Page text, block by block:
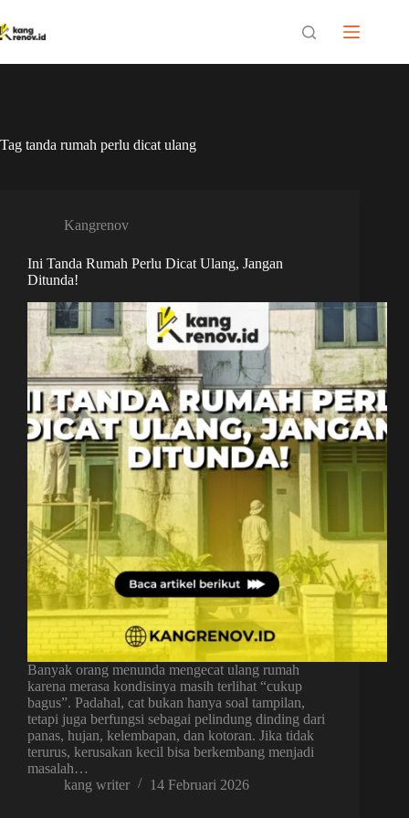
to
content
Tag tanda rumah perlu dicat ulang
Kangrenov
Ini Tanda Rumah Perlu Dicat Ulang, Jangan
Ditunda!
Banyak orang menunda mengecat ulang rumah
karena merasa kondisinya masih terlihat “cukup
bagus”. Padahal, cat bukan hanya soal tampilan,
tetapi juga berfungsi sebagai pelindung dinding dari
panas, hujan, kelembapan, dan kotoran. Jika tidak
terurus, kerusakan kecil bisa berkembang menjadi
masalah…
kang writer
14 Februari 2026